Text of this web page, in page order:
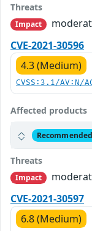
Threats
Impact
CVE-2021-30596
4.3 (Medium)
CVSS:3.1/AV:N/
Affected products
Recommended
Threats
Impact
CVE-2021-30597
6.8 (Medium)